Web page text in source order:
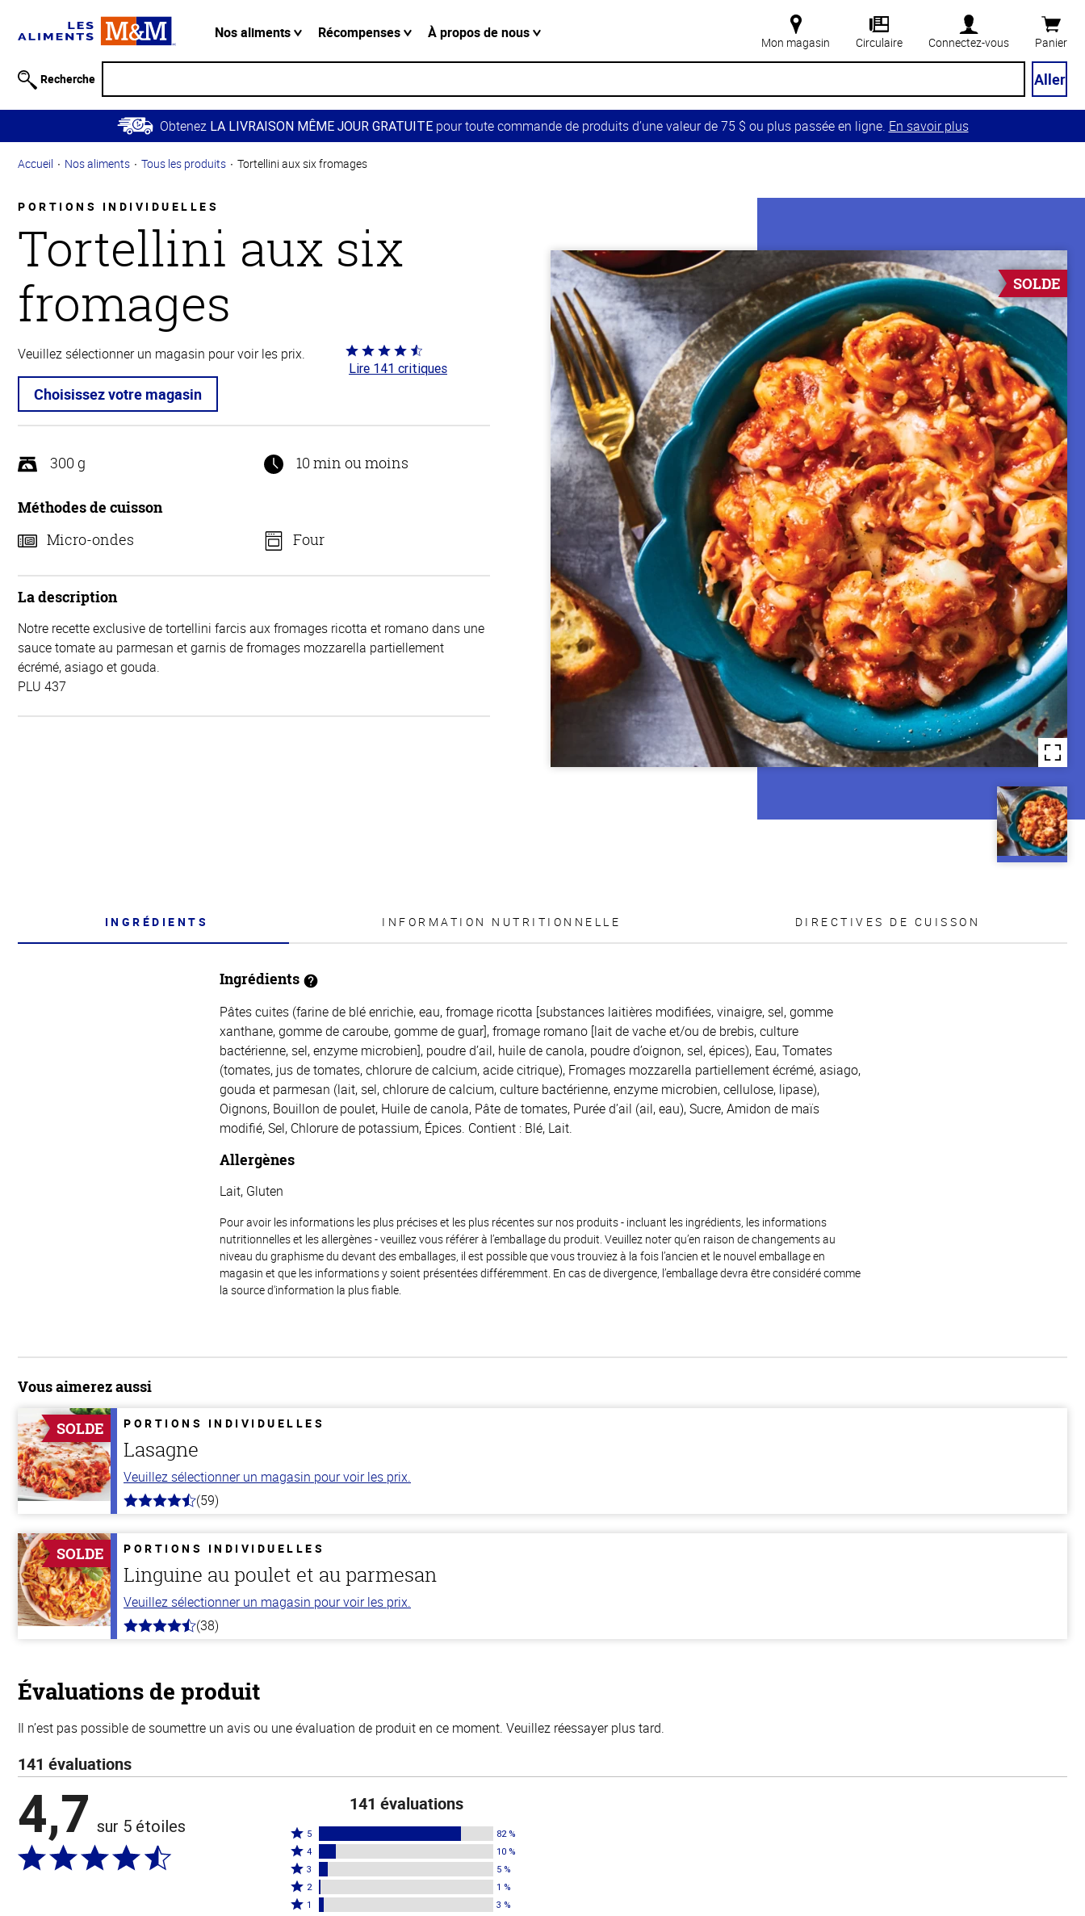
relative à
Passer
contenu
Retour à
principale
Nos aliments Récompenses À propos de nous
Mon magasin Circulaire Connectez-vous Panier
Recherche Aller
Obtenez LA LIVRAISON MÊME JOUR GRATUITEpour toute commande de produits d’une valeur de 75 $ ou plus passée en ligne. En savoir plus
Accueil Nos aliments Tous les produits Tortellini aux six fromages
PORTIONS INDIVIDUELLES
Tortellini aux six
fromages
SOLDE
Veuillez sélectionner un magasin pour voir les prix.
Choisissez votre magasin
Coté
4.7 sur
Lire 141 critiques
300 g 10 min ou moins
Méthodes de cuisson
Micro-ondes
Four
La description
Notre recette exclusive de tortellini farcis aux fromages ricotta et romano dans une
sauce tomate au parmesan et garnis de fromages mozzarella partiellement
écrémé, asiago et gouda.
PLU 437
INGRÉDIENTS INFORMATION NUTRITIONNELLE DIRECTIVES DE CUISSON
Ingrédients
Pâtes cuites (farine de blé enrichie, eau, fromage ricotta [substances laitières modifiées, vinaigre, sel, gomme
xanthane, gomme de caroube, gomme de guar], fromage romano [lait de vache et/ou de brebis, culture
bactérienne, sel, enzyme microbien], poudre d’ail, huile de canola, poudre d’oignon, sel, épices), Eau, Tomates
(tomates, jus de tomates, chlorure de calcium, acide citrique), Fromages mozzarella partiellement écrémé, asiago,
gouda et parmesan (lait, sel, chlorure de calcium, culture bactérienne, enzyme microbien, cellulose, lipase),
Oignons, Bouillon de poulet, Huile de canola, Pâte de tomates, Purée d’ail (ail, eau), Sucre, Amidon de maïs
modifié, Sel, Chlorure de potassium, Épices. Contient : Blé, Lait.
Allergènes
Lait, Gluten
Pour avoir les informations les plus précises et les plus récentes sur nos produits - incluant les ingrédients, les informations
nutritionnelles et les allergènes - veuillez vous référer à l’emballage du produit. Veuillez noter qu’en raison de changements au
niveau du graphisme du devant des emballages, il est possible que vous trouviez à la fois l’ancien et le nouvel emballage en
magasin et que les informations y soient présentées différemment. En cas de divergence, l’emballage devra être considéré comme
la source d'information la plus fiable.
Vous aimerez aussi
SOLDE PORTIONS INDIVIDUELLES
Lasagne
Veuillez sélectionner un magasin pour voir les prix.
4.3
5
stars
(59)
SOLDE PORTIONS INDIVIDUELLES
Linguine au poulet et au parmesan
Veuillez sélectionner un magasin pour voir les prix.
4.1
(38)
Évaluations de produit
Il n’est pas possible de soumettre un avis ou une évaluation de produit en ce moment. Veuillez réessayer plus tard.
141 évaluations
4,7 sur 5 étoiles
141 évaluations
Coté
5
étoiles
par
82 %
5 82 %
Coté
4
étoiles
par
4 10 %
Coté
3
étoiles
3 5 %
Coté
2
2 1 %
Coté1 3 %